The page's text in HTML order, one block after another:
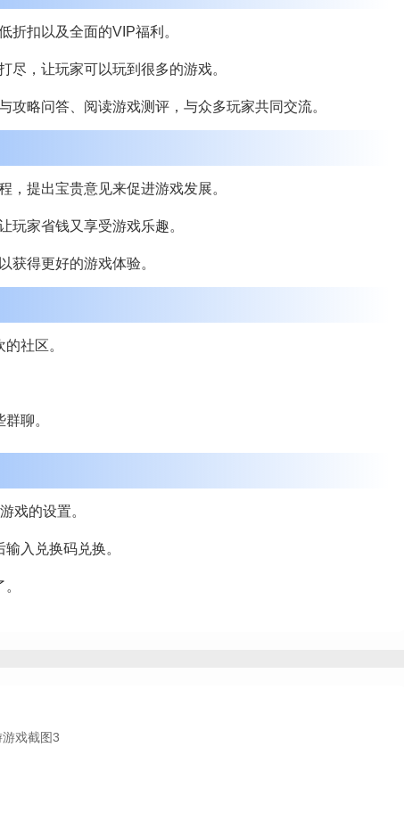
折扣以及全面的VIP福利。
尽，让玩家可以玩到很多的游戏。
略问答、阅读游戏测评，与众多玩家共同交流。
，提出宝贵意见来促进游戏发展。
玩家省钱又享受游戏乐趣。
获得更好的游戏体验。
社区。
聊。
戏的设置。
入兑换码兑换。